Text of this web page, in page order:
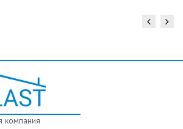
компания